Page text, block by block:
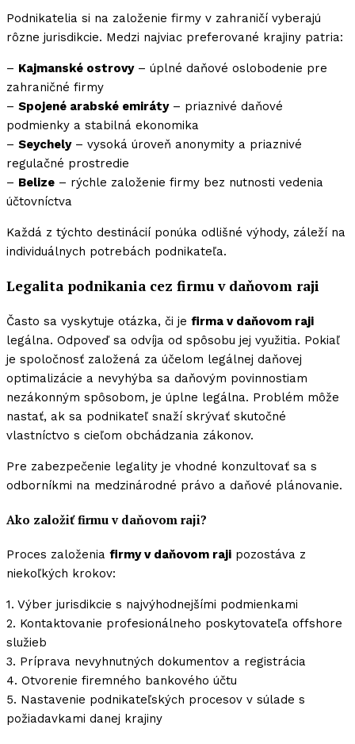
Podnikatelia si na založenie firmy v zahraničí vyberajú
rôzne jurisdikcie. Medzi najviac preferované krajiny patria:
– Kajmanské ostrovy– úplné daňové oslobodenie pre
zahraničné firmy
– Spojené arabské emiráty– priaznivé daňové
podmienky a stabilná ekonomika
– Seychely– vysoká úroveň anonymity a priaznivé
regulačné prostredie
– Belize – rýchle založenie firmy bez nutnosti vedenia
účtovníctva
Každá z týchto destinácií ponúka odlišné výhody, záleží na
individuálnych potrebách podnikateľa.
Legalita podnikania cez firmu v daňovom raji
Často sa vyskytuje otázka, či je firma v daňovom raji
legálna. Odpoveď sa odvíja od spôsobu jej využitia. Pokiaľ
je spoločnosť založená za účelom legálnej daňovej
optimalizácie a nevyhýba sa daňovým povinnostiam
nezákonným spôsobom, je úplne legálna. Problém môže
nastať, ak sa podnikateľ snaží skrývať skutočné
vlastníctvo s cieľom obchádzania zákonov.
Pre zabezpečenie legality je vhodné konzultovať sa s
odborníkmi na medzinárodné právo a daňové plánovanie.
Ako založiť firmu v daňovom raji?
Proces založenia firmy v daňovom raji pozostáva z
niekoľkých krokov:
1. Výber jurisdikcie s najvýhodnejšími podmienkami
2. Kontaktovanie profesionálneho poskytovateľa offshore
služieb
3. Príprava nevyhnutných dokumentov a registrácia
4. Otvorenie firemného bankového účtu
5. Nastavenie podnikateľských procesov v súlade s
požiadavkami danej krajiny